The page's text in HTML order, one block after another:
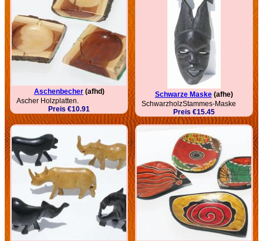
Aschenbecher(afhd)
Ascher Holzplatten.
Preis €10.91
Schwarze Maske(afhe)
SchwarzholzStammes-Maske
Preis €15.45